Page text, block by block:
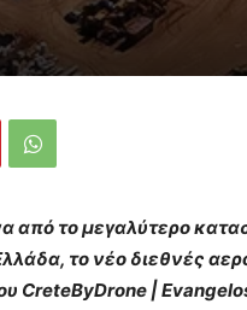
από το μεγαλύτερο
το νέο διεθνές
CreteByDrone |